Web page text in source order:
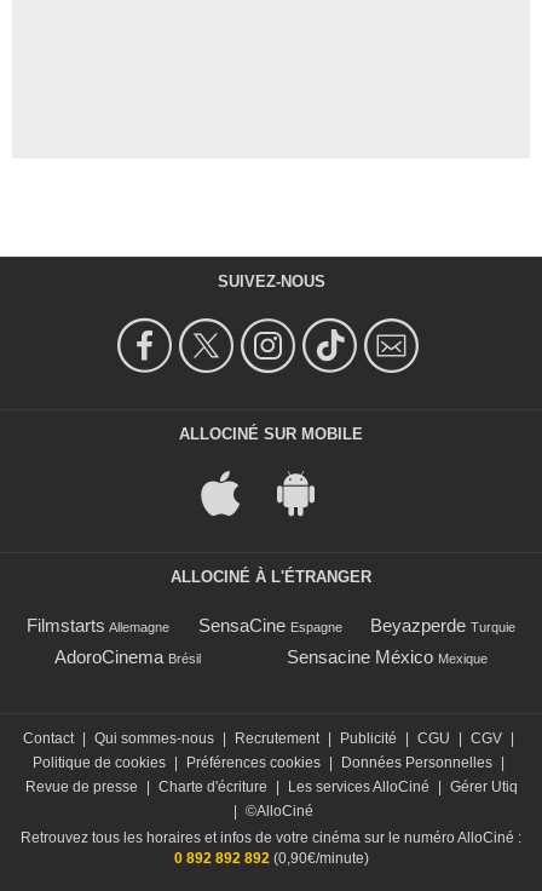
SUIVEZ-NOUS
ALLOCINÉ SUR MOBILE
ALLOCINÉ À L'ÉTRANGER
Filmstarts Allemagne SensaCine Espagne Beyazperde Turquie
AdoroCinema Brésil Sensacine México Mexique
Contact Qui sommes-nous Recrutement Publicité CGU CGV
Politique de cookies
Préférences cookies Données Personnelles
Revue de presse
Charte d'écriture Les services AlloCiné
Gérer Utiq
©AlloCiné
Retrouvez tous les horaires et infos de votre cinéma sur le numéro AlloCiné :
0 892 892 892(0,90€/minute)